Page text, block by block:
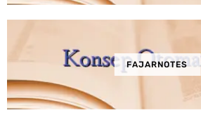
FAJARNOTES